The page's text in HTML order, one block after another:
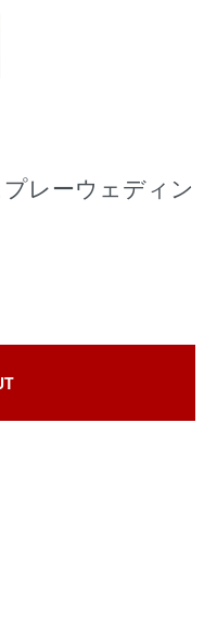
レーウェディン